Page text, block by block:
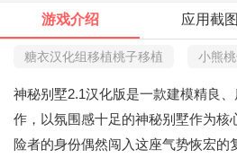
游戏介绍 应用截图
糖衣汉化组移植桃子移植 小熊
神秘别墅2.1汉化版是一款建模精良
作，以氛围感十足的神秘别墅作为核
险者的身份偶然闯入这座气势恢宏的